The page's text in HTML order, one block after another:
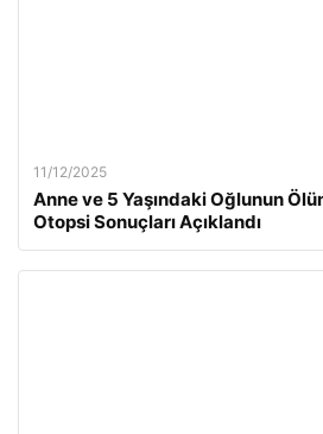
11/12/2025
Anne ve 5 Yaşındaki Oğlunun
Otopsi Sonuçları Açıklandı